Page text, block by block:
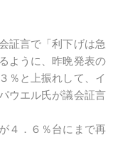
証言で「利下げは急
ように、昨晩発表の
％と上振れして、イ
ウエル氏が議会証言
４．６％台にまで再